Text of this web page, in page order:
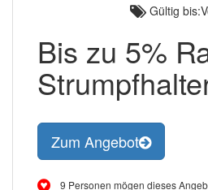
Gültig
Bis zu 5%
Zum Angebot
9 Personen mögen dieses